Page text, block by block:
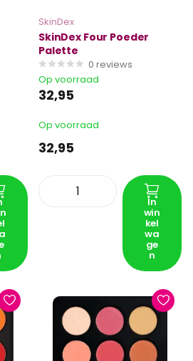
SkinDex
SkinDex Four Poeder
Palette
0 reviews
Op voorraad
32,95
Op voorraad
32,95
In
win
kel
wa
ge
n